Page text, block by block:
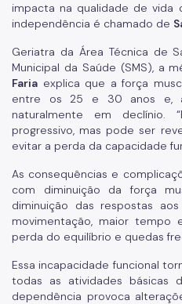
impacta na qualidade de vida
independência é chamado de
Geriatra da Área Técnica de
Municipal da Saúde (SMS), a
Faria explica que a força
entre os 25 e 30 anos e,
naturalmente em declínio.
progressivo, mas pode ser
evitar a perda da capacidade
As consequências e
com diminuição da força
diminuição das respostas
movimentação, maior tempo
perda do equilíbrio e quedas
Essa incapacidade funcional
todas as atividades básicas
dependência provoca